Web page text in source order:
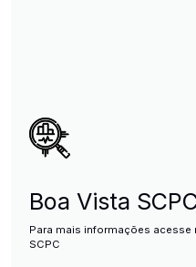
Boa Vista
Para mais informações
SCPC